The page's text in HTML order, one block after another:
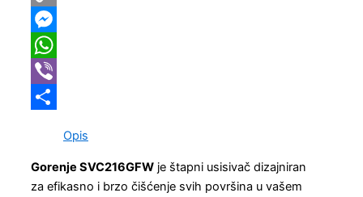
Copy
Link
Messenger
WhatsApp
Viber
Opis
Gorenje SVC216GFW je štapni usisivač dizajniran
za efikasno i brzo čišćenje svih površina u vašem